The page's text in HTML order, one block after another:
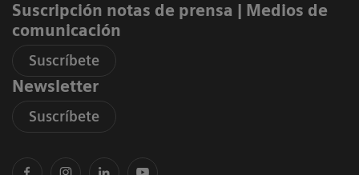
Suscripción notas de prensa ​| Medios de
comunicación
Suscríbete
Newsletter
Suscríbete